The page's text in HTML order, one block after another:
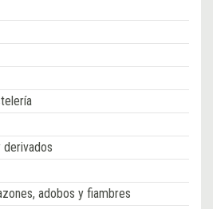
derivados
adobos y fiambres